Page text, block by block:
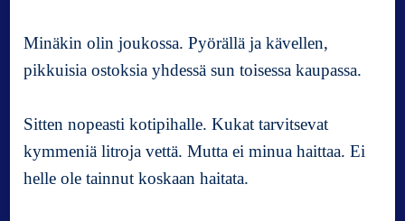
v
ä
Minäkin olin joukossa. Pyörällä ja kävellen,
pikkuisia ostoksia yhdessä sun toisessa kaupassa.
Sitten nopeasti kotipihalle. Kukat tarvitsevat
kymmeniä litroja vettä. Mutta ei minua haittaa. Ei
helle ole tainnut koskaan haitata.